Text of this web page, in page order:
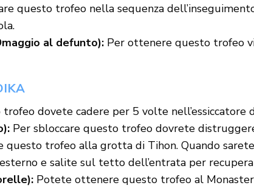
questo trofeo nella sequenza
al defunto): Per ottenere questo trofeo
dovete cadere per 5 volte nell’essiccatore
Per sbloccare questo trofeo dovrete
questo trofeo alla grotta di Tihon. Quando
e salite sul tetto dell’entrata per
Potete ottenere questo trofeo al